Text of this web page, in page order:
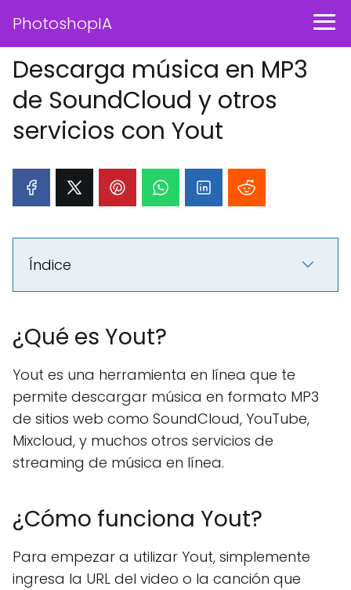
PhotoshopIA
Descarga música en MP3
de SoundCloud y otros
servicios con Yout
Índice
¿Qué es Yout?
Yout es una herramienta en línea que te
permite descargar música en formato MP3
de sitios web como SoundCloud, YouTube,
Mixcloud, y muchos otros servicios de
streaming de música en línea.
¿Cómo funciona Yout?
Para empezar a utilizar Yout, simplemente
ingresa la URL del video o la canción que